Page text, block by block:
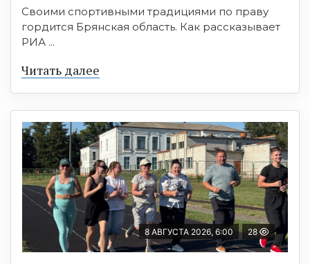
Своими спортивными традициями по праву
гордится Брянская область. Как рассказывает
РИА ...
Читать далее
8 АВГУСТА 2026, 6:00 28